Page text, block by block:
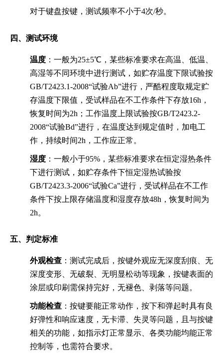
对于键盘按键，测试频率不小于4次/秒。
四、测试环境
温度 ：一般为25±5℃，某些标准要求在高温、低温、
高湿等不同环境中进行测试，如贮存温度下限试验按
GB/T2423.1-2008“试验Ab”进行，严酷程度取规定贮
存温度下限值，受试样品在不工作条件下存放16h，
恢复时间为2h；工作温度上限试验按GB/T2423.2-
2008“试验Bd”进行，在温度达到规定值时，加电工
作，持续时间2h，工作应正常。
湿度 ：一般小于95%，某些标准要求在恒定湿热条件
下进行测试，如贮存条件下恒定湿热试验按
GB/T2423.3-2006“试验Ca”进行，受试样品在不工作
条件下按上限存储温度和湿度存放48h，恢复时间为
2h。
五、判定标准
外观检查 ：测试完成后，按键外观应无深度刮痕、无
深度变形、无破裂、无明显松动等现象，按键表面的
涂层或印刷需保持完好，无褪色、剥落等问题。
功能检查 ：按键要能正常动作，按下和弹起时具有良
好弹性和响应速度，无卡滞、失灵等问题，且与按键
相关的功能，如指示灯正常显示、各类功能均能正常
控制等，也需符合要求。